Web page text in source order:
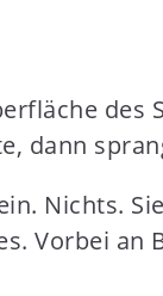
dann
Nichts.
Vorbei an